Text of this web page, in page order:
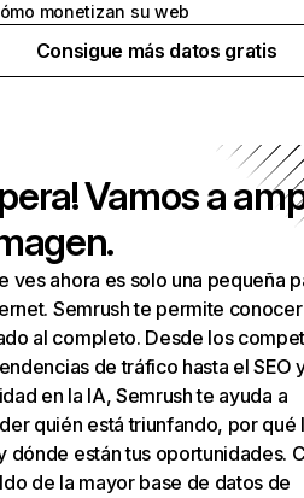
monetizan su web
Consigue más datos gratis
Vamos a
ves ahora es solo una pequeña
Semrush te permite
al completo. Desde los
de tráfico hasta el SEO
en la IA, Semrush te ayuda a
quién está triunfando, por qué
dónde están tus oportunidades.
de la mayor base de datos de